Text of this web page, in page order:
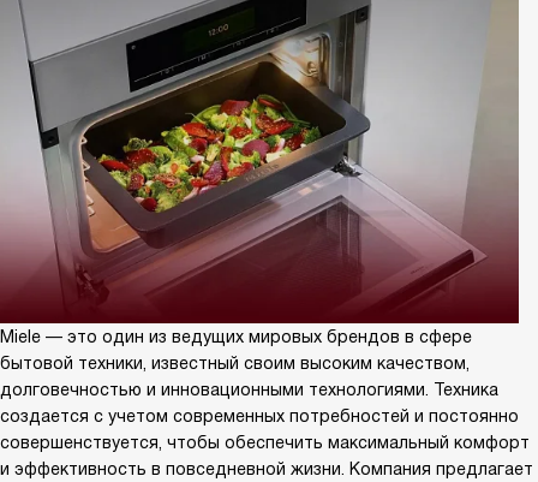
Miele — это один из ведущих мировых брендов в сфере
бытовой техники, известный своим высоким качеством,
долговечностью и инновационными технологиями. Техника
создается с учетом современных потребностей и постоянно
совершенствуется, чтобы обеспечить максимальный комфорт
и эффективность в повседневной жизни. Компания предлагает